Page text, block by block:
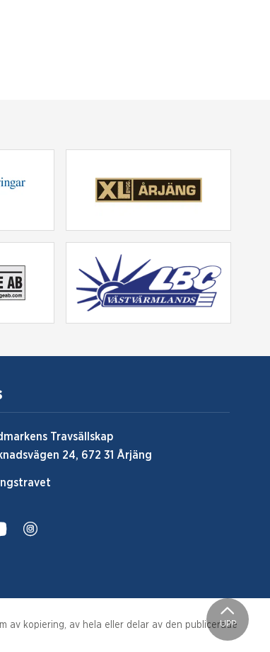
Travsällskap
24, 672 31 Årjäng
UPP
av kopiering, av hela eller delar av den publicerade